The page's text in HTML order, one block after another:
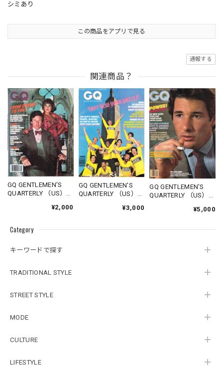
Category
キーワードで探す
TRADITIONAL STYLE
STREET STYLE
MODE
CULTURE
LIFESTYLE
シミあり
この商品をアプリで見る
通報する
関連商品？
GQ GENTLEMEN'S
QUARTERLY （US）
¥2,000
GQ GENTLEMEN'S
QUARTERLY （US）
¥3,000
GQ GENTLEMEN'S
QUARTERLY （US）
¥5,000